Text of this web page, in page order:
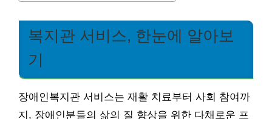
복지관 서비스, 한눈에 알아보
기
장애인복지관 서비스는 재활 치료부터 사회 참여까
지, 장애인분들의 삶의 질 향상을 위한 다채로운 프